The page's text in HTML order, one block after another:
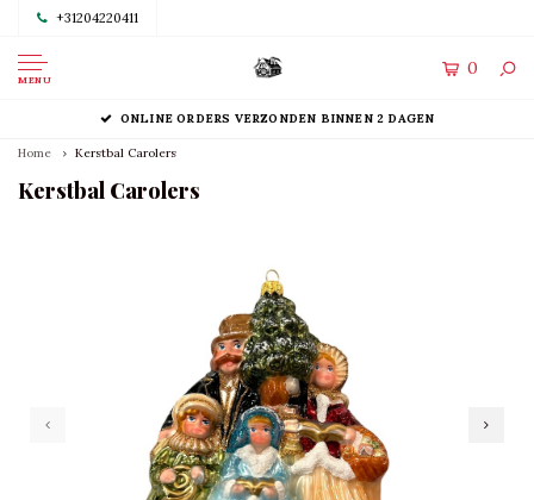
+31204220411
MENU
0
ONLINE ORDERS VERZONDEN BINNEN 2 DAGEN
Home Kerstbal Carolers
Kerstbal Carolers